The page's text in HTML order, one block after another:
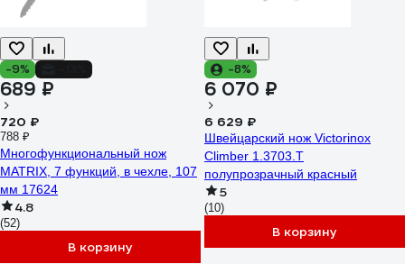
-9%
689 ₽
720 ₽
788 ₽
Многофункциональный нож
MATRIX, 7 функций, в чехле, 107
мм 17624
4.8
(52)
В корзину
-8%
6 070 ₽
6 629 ₽
Швейцарский нож Victorinox
Climber 1.3703.T
полупрозрачный красный
5
(10)
В корзину